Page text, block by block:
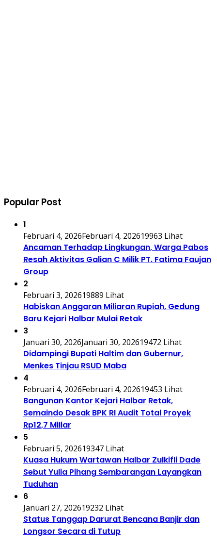
Popular Post
1
Februari 4, 2026Februari 4, 202619963 Lihat
Ancaman Terhadap Lingkungan, Warga Pabos
Resah Aktivitas Galian C Milik PT. Fatima Faujan
Group
2
Februari 3, 202619889 Lihat
Habiskan Anggaran Miliaran Rupiah, Gedung
Baru Kejari Halbar Mulai Retak
3
Januari 30, 2026Januari 30, 202619472 Lihat
Didampingi Bupati Haltim dan Gubernur,
Menkes Tinjau RSUD Maba
4
Februari 4, 2026Februari 4, 202619453 Lihat
Bangunan Kantor Kejari Halbar Retak,
Semaindo Desak BPK RI Audit Total Proyek
Rp12,7 Miliar
5
Februari 5, 202619347 Lihat
Kuasa Hukum Wartawan Halbar Zulkifli Dade
Sebut Yulia Pihang Sembarangan Layangkan
Tuduhan
6
Januari 27, 202619232 Lihat
Status Tanggap Darurat Bencana Banjir dan
Longsor Secara di Tutup